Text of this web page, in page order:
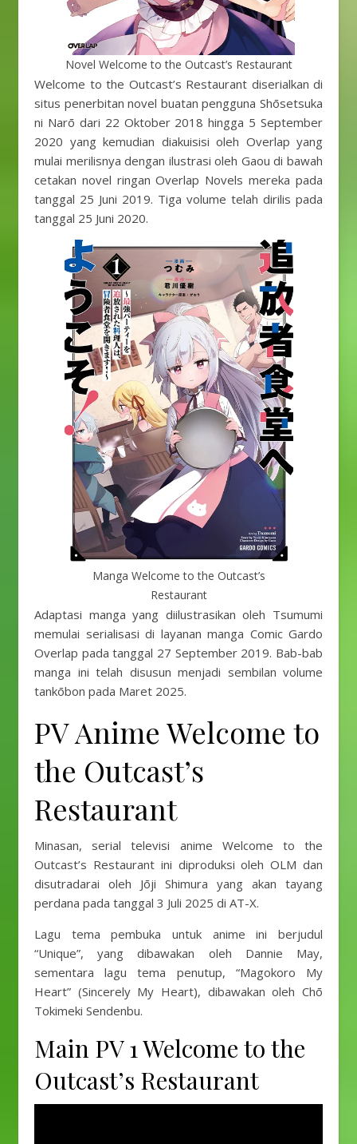
Novel Welcome to the Outcast’s Restaurant
Welcome to the Outcast’s Restaurant diserialkan di
situs penerbitan novel buatan pengguna Shōsetsuka
ni Narō dari 22 Oktober 2018 hingga 5 September
2020 yang kemudian diakuisisi oleh Overlap yang
mulai merilisnya dengan ilustrasi oleh Gaou di bawah
cetakan novel ringan Overlap Novels mereka pada
tanggal 25 Juni 2019. Tiga volume telah dirilis pada
tanggal 25 Juni 2020.
Manga Welcome to the Outcast’s
Restaurant
Adaptasi manga yang diilustrasikan oleh Tsumumi
memulai serialisasi di layanan manga Comic Gardo
Overlap pada tanggal 27 September 2019. Bab-bab
manga ini telah disusun menjadi sembilan volume
tankōbon pada Maret 2025.
PV Anime Welcome to
the Outcast’s
Restaurant
Minasan, serial televisi anime Welcome to the
Outcast’s Restaurant ini diproduksi oleh OLM dan
disutradarai oleh Jōji Shimura yang akan tayang
perdana pada tanggal 3 Juli 2025 di AT-X.
Lagu tema pembuka untuk anime ini berjudul
“Unique”, yang dibawakan oleh Dannie May,
sementara lagu tema penutup, “Magokoro My
Heart” (Sincerely My Heart), dibawakan oleh Chō
Tokimeki Sendenbu.
Main PV 1 Welcome to the
Outcast’s Restaurant